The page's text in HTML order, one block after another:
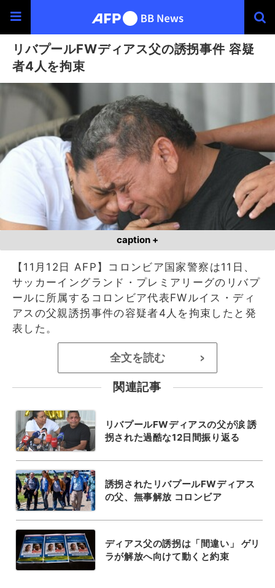
リバプールFWディアス父の誘拐事件 容疑
者4人を拘束
caption +
【11月12日 AFP】コロンビア国家警察は11日、
サッカーイングランド・プレミアリーグのリバプ
ールに所属するコロンビア代表FWルイス・ディ
アスの父親誘拐事件の容疑者4人を拘束したと発
表した。
全文を読む >
関連記事
リバプールFWディアスの父が涙 誘
拐された過酷な12日間振り返る
誘拐されたリバプールFWディアス
の父、無事解放 コロンビア
ディアス父の誘拐は「間違い」 ゲリ
ラが解放へ向けて動くと約束